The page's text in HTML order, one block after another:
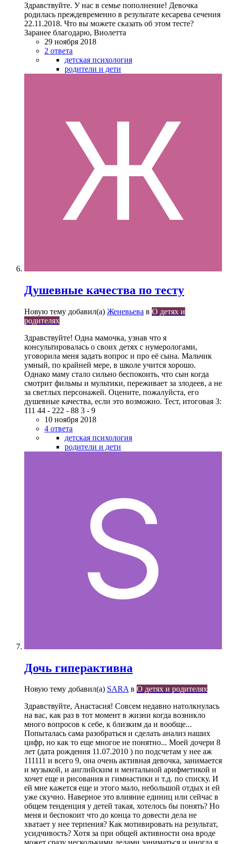
Здравствуйте. У нас в семье пополнение! Девочка
родилась преждевременно в результате кесарева сечения
22.11.2018. Что вы можете сказать об этом тесте?
Заранее благодарю, Виолетта
29 ноября 2018
2 ответа
детская психология
родители и дети
Душевные качества по тесту
Новую тему добавил(а) Женевьева в О детях и
родителях
Здравствуйте! Одна мамочка, узнав что я
консультировалась о своих детях с нумерологами,
уговорила меня задать вопрос и про её сына. Мальчик
умный, по крайней мере, в школе учится хорошо.
Однако маму стало сильно беспокоить, что сын когда
смотрит фильмы и мультики, переживает за злодеев, а не
за светлых персонажей. Оцените, пожалуйста, его
душевные качества, если это возможно. Тест, итоговая 3:
111 44 - 222 - 88 3 - 9
10 ноября 2018
4 ответа
детская психология
родители и дети
Дочь гиперактивна
Новую тему добавил(а) SARAв О детях и родителях
Здравствуйте, Анастасия! Совсем недавно натолкнулась
на вас, как раз в тот момент в жизни когда возникло
много вопросов к себе, к близким да и вообще...
Попыталась сама разобраться и сделать анализ наших
цифр, но как то еще многое не понятно... Моей дочери 8
лет (дата рождения 11.07.2010 ) по подсчетам у нее аж
111111 и всего 9, она очень активная девочка, занимается
и музыкой, и английским и ментальной арифметикой и
хочет еще и рисования и гимнастики и т.д. по списку. И
ей мне кажется еще и этого мало, небольшой отдых и ей
уже скучно. Наверное это влияние единиц или сейчас в
общем тенденция у детей такая, хотелось бы понять? Но
меня и беспокоит что до конца то довести дела не
хватает у нее терпения? Как мотивировать на результат,
усидчивость? Хотя за при общей активности она вроде